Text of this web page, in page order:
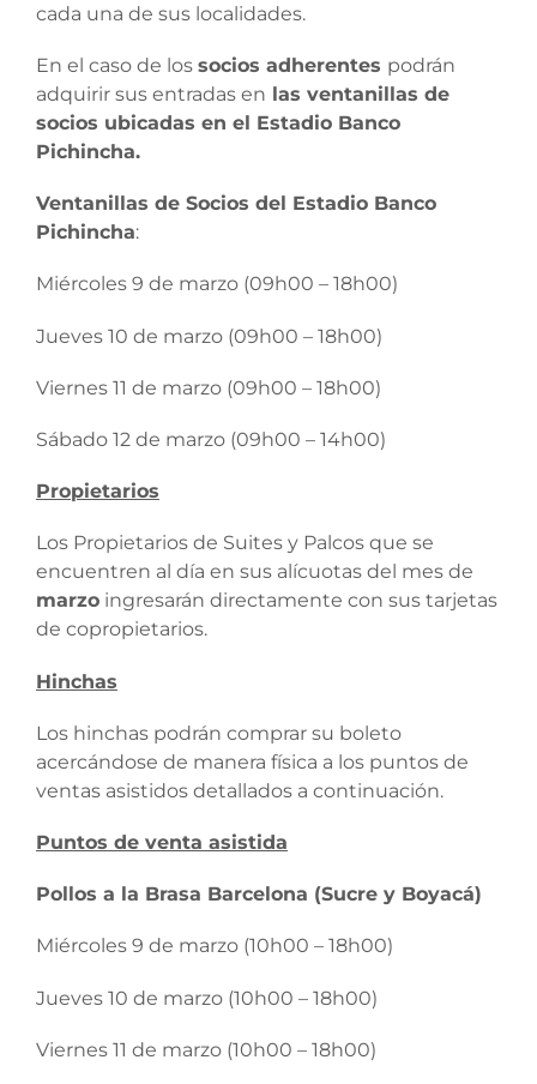
cada una de sus localidades.
En el caso de los socios adherentes podrán
adquirir sus entradas en las ventanillas de
socios ubicadas en el Estadio Banco
Pichincha.
Ventanillas de Socios del Estadio Banco
Pichincha:
Miércoles 9 de marzo (09h00 – 18h00)
Jueves 10 de marzo (09h00 – 18h00)
Viernes 11 de marzo (09h00 – 18h00)
Sábado 12 de marzo (09h00 – 14h00)
Propietarios
Los Propietarios de Suites y Palcos que se
encuentren al día en sus alícuotas del mes de
marzo ingresarán directamente con sus tarjetas
de copropietarios.
Hinchas
Los hinchas podrán comprar su boleto
acercándose de manera física a los puntos de
ventas asistidos detallados a continuación.
Puntos de venta asistida
Pollos a la Brasa Barcelona (Sucre y Boyacá)
Miércoles 9 de marzo (10h00 – 18h00)
Jueves 10 de marzo (10h00 – 18h00)
Viernes 11 de marzo (10h00 – 18h00)